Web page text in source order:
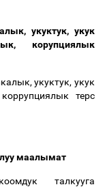
укуктук, укук
корупциялык
укуктук, укук
терс
маалымат
талкууга